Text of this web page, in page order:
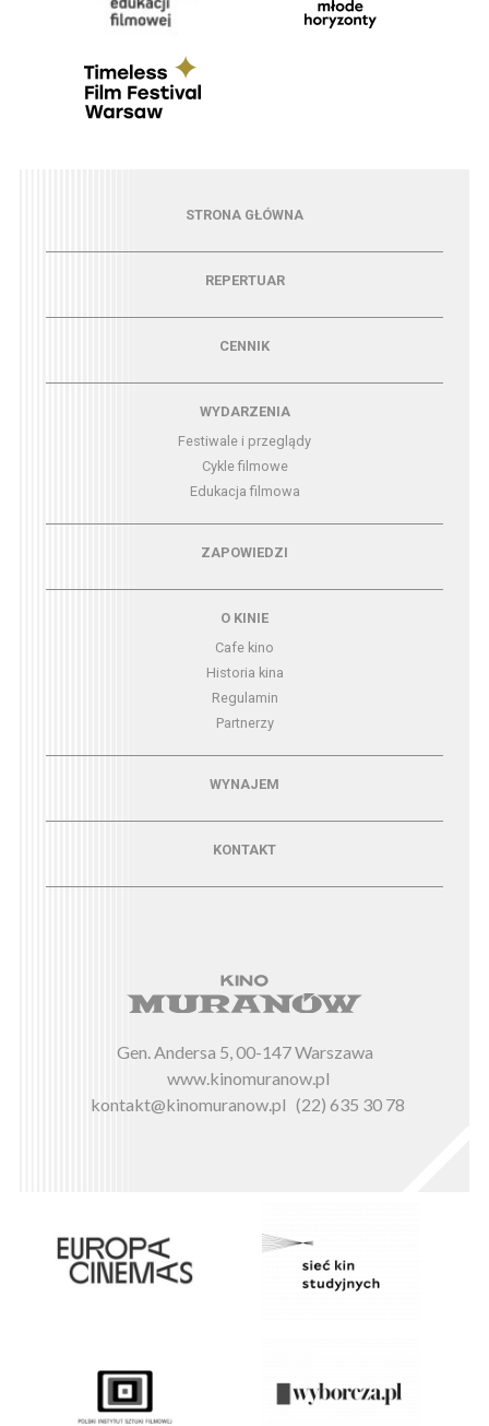
Menu - strona główna
STRONA GŁÓWNA
Menu - repertuarREPERTUAR
CENNIK
Menu - wydarzeniaWYDARZENIA
Festiwale i przeglądy
Cykle filmowe
Edukacja filmowa
Menu - zapowiedziZAPOWIEDZI
O KINIE
Cafe kino
Historia kina
Regulamin
Partnerzy
Menu - wynajemWYNAJEM
KONTAKT
Gen. Andersa 5, 00-147 Warszawa
www.kinomuranow.pl
kontakt@kinomuranow.pl (22) 635 30 78